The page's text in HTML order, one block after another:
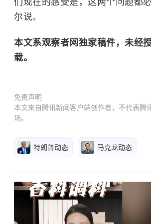
们现在的感受是，这两个问题都
尔说。
本文系观察者网独家稿件，未经
载。
免责声明
本文来自腾讯新闻客户端创作者，不代表腾
场。
特朗普动态 马克龙动态